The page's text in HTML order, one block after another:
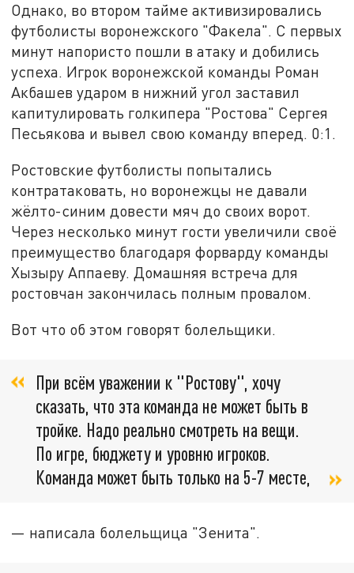
Однако, во втором тайме активизировались
футболисты воронежского "Факела". С первых
минут напористо пошли в атаку и добились
успеха. Игрок воронежской команды Роман
Акбашев ударом в нижний угол заставил
капитулировать голкипера "Ростова" Сергея
Песьякова и вывел свою команду вперед. 0:1.
Ростовские футболисты попытались
контратаковать, но воронежцы не давали
жёлто-синим довести мяч до своих ворот.
Через несколько минут гости увеличили своё
преимущество благодаря форварду команды
Хызыру Аппаеву. Домашняя встреча для
ростовчан закончилась полным провалом.
Вот что об этом говорят болельщики.
При всём уважении к "Ростову", хочу
сказать, что эта команда не может быть в
тройке. Надо реально смотреть на вещи.
По игре, бюджету и уровню игроков.
Команда может быть только на 5-7 месте,
— написала болельщица "Зенита".